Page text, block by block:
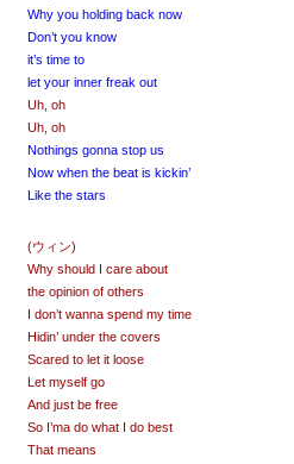
Why you holding back now
Don’t you know
it’s time to
let your inner freak out
Uh, oh
Uh, oh
Nothings gonna stop us
Now when the beat is kickin’
Like the stars
(ウィン)
Why should I care about
the opinion of others
I don’t wanna spend my time
Hidin’ under the covers
Scared to let it loose
Let myself go
And just be free
So I’ma do what I do best
That means